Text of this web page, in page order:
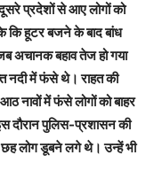
प्रदेशों से आए लोगों को
कि हूटर बजने के बाद बांध
अचानक बहाव तेज हो गया
नदी में फंसे थे। राहत की
नावों में फंसे लोगों को बाहर
दौरान पुलिस-प्रशासन की
छह लोग डूबने लगे थे। उन्हें भी